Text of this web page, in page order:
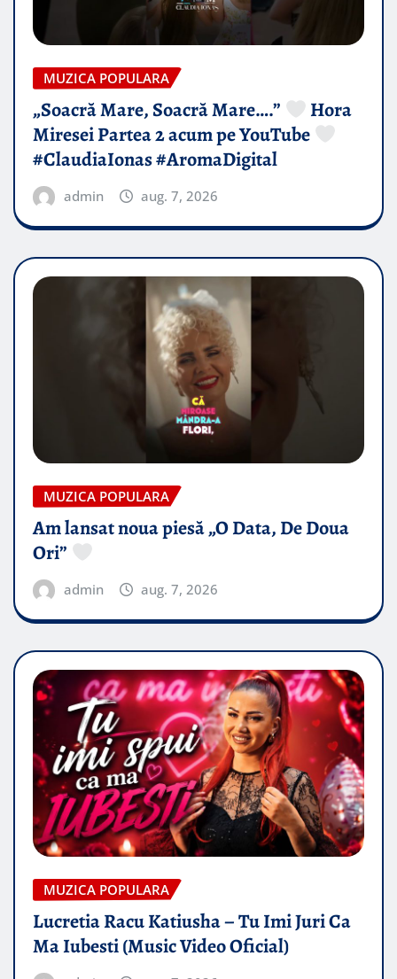
MUZICA POPULARA
„Soacră Mare, Soacră Mare….”
Hora
Miresei Partea 2 acum pe YouTube
#ClaudiaIonas #AromaDigital
admin aug. 7, 2026
MUZICA POPULARA
Am lansat noua piesă „O Data, De Doua
Ori”
admin aug. 7, 2026
MUZICA POPULARA
Lucretia Racu Katiusha – Tu Imi Juri Ca
Ma Iubesti (Music Video Oficial)